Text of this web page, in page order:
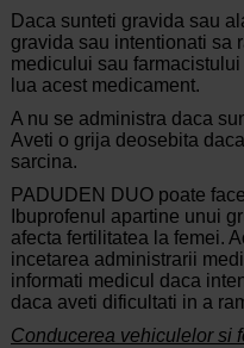
Daca sunteti gravida sau
gravida sau intentionati sa
medicului sau
lua acest medicament.
A nu se administra daca
Aveti o grija deosebita
sarcina.
PADUDEN DUO poate
Ibuprofenul apartine unui
afecta fertilitatea la femei.
incetarea administrarii
informati medicul daca
daca aveti dificultati in a
Conducerea vehiculelor si